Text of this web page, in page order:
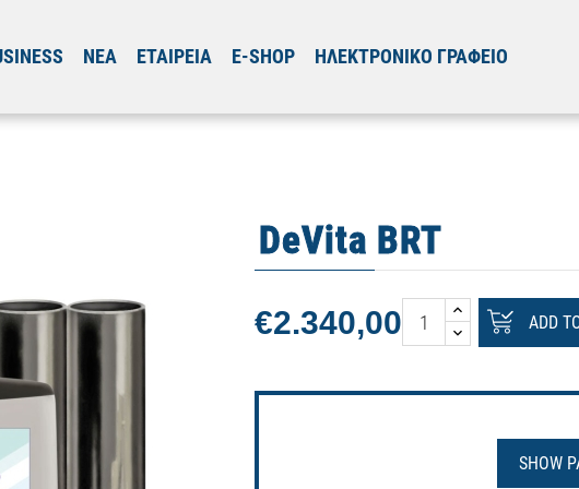
ΝΕΑ ΕΤΑΙΡΕΙΑ E-SHOP ΗΛΕΚΤΡΟΝΙΚΟ ΓΡΑΦΕΙΟ
DeVita BRT
€2.340,00 ADD
SHOW